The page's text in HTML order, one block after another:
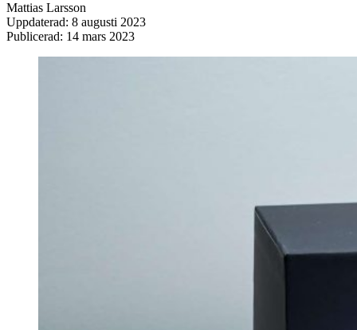
Mattias Larsson
Uppdaterad: 8 augusti 2023
Publicerad: 14 mars 2023